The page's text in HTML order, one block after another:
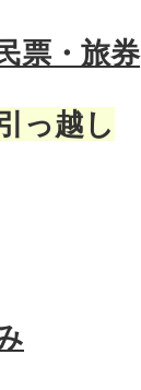
票・旅券
っ越し